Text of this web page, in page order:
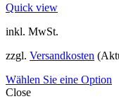
Quick view
inkl. MwSt.
zzgl. Versandkosten
Wählen Sie eine Option
Close